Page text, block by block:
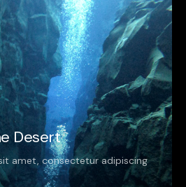
Desert
amet, consectetur adipiscing